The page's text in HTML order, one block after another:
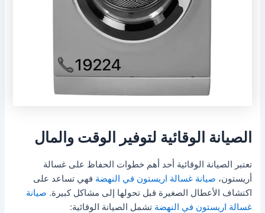
الصيانة الوقائية لتوفير الوقت والمال
تعتبر الصيانة الوقائية أحد أهم خطوات الحفاظ على غسالة
أريستون، صيانة غسالة اريستون في النهضة فهي تساعد على
اكتشاف الأعطال الصغيرة قبل تحولها إلى مشاكل كبيرة. صيانة
غسالة اريستون في النهضة تشمل الصيانة الوقائية: